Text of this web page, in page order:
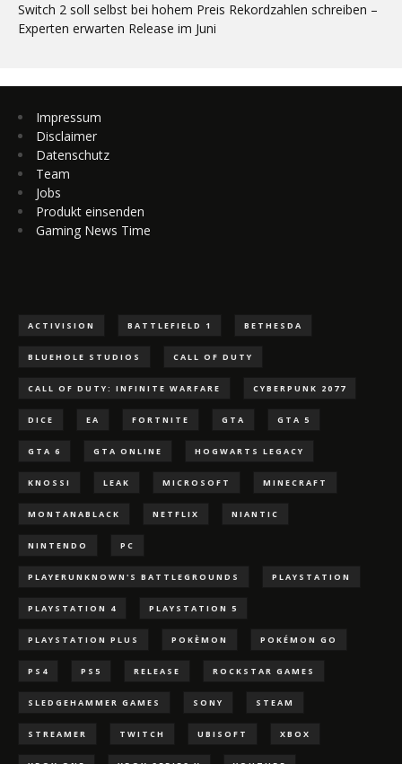
Switch 2 soll selbst bei hohem Preis Rekordzahlen schreiben –
Experten erwarten Release im Juni
Impressum
Disclaimer
Datenschutz
Team
Jobs
Produkt einsenden
Gaming News Time
ACTIVISION BATTLEFIELD 1 BETHESDA
BLUEHOLE STUDIOS CALL OF DUTY
CALL OF DUTY: INFINITE WARFARE CYBERPUNK 2077
DICE EA FORTNITE GTA GTA 5
GTA 6 GTA ONLINE HOGWARTS LEGACY
KNOSSI LEAK MICROSOFT MINECRAFT
MONTANABLACK NETFLIX NIANTIC
NINTENDO PC
PLAYERUNKNOWN'S BATTLEGROUNDS PLAYSTATION
PLAYSTATION 4 PLAYSTATION 5
PLAYSTATION PLUS POKÈMON POKÉMON GO
PS4 PS5 RELEASE ROCKSTAR GAMES
SLEDGEHAMMER GAMES SONY STEAM
STREAMER TWITCH UBISOFT XBOX